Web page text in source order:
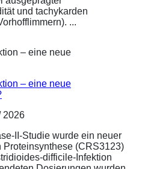
und tachykarden
...
– eine neue
2026
II-Studie wurde ein neuer
Proteinsynthese (CRS3123)
difficile-Infektion